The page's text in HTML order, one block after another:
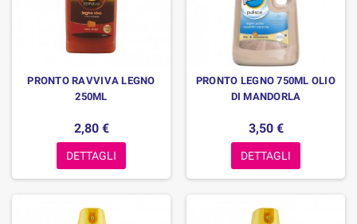
PRONTO RAVVIVA LEGNO
250ML
2,80 €
DETTAGLI
PRONTO LEGNO 750ML OLIO
DI MANDORLA
3,50 €
DETTAGLI